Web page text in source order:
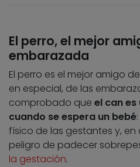
El perro, el mejor
embarazada
El perro es el mejor amigo
en especial, de las
comprobado que el can
cuando se espera un bebé
físico de las gestantes y,
peligro de padecer
la gestación.